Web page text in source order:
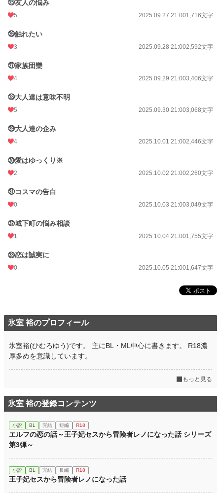
㉕友人の悩み
5 2025.09.27 21:001,716文字
㉖触れたい
3 2025.09.28 21:002,592文字
㉗家族団欒
4 2025.09.29 21:003,406文字
㉘大人達は意味不明
5 2025.09.30 21:003,068文字
㉙大人達の企み
4 2025.10.01 21:002,446文字
㉚愛はゆっくり※
2 2025.10.02 21:002,260文字
㉛コスマの告白
0 2025.10.03 21:003,049文字
㉜城下町の悩み相談
1 2025.10.04 21:001,755文字
㉝恋は誠実に
0 2025.10.05 21:001,647文字
氷室 裕のプロフィール
氷室裕(ひむろゆう)です。 主にBL・ML中心に書きます。 R18濃
厚多めを意識しています。
もっと見る
氷室 裕の登録コンテンツ
小説 BL 完結 短編 R18
エルフの恋の話～王子妃セスから冒険者レノになった話 シリーズ
第3弾～
小説 BL 完結 長編 R18
王子妃セスから冒険者レノになった話